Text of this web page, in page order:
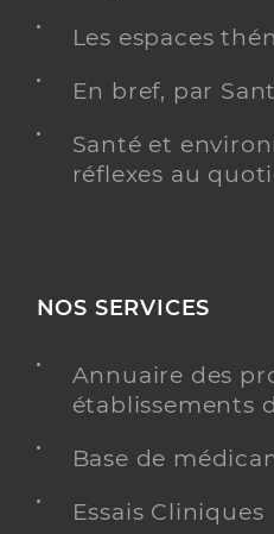
Les espaces
En bref, par
Santé et
réflexes au
NOS SERVICES
Annuaire des
établissements
Base de
Essais Cliniques